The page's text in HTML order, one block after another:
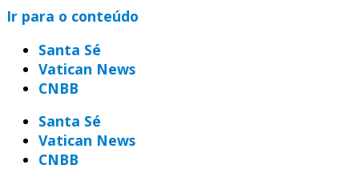
Ir para o conteúdo
Santa Sé
Vatican News
CNBB
Santa Sé
Vatican News
CNBB